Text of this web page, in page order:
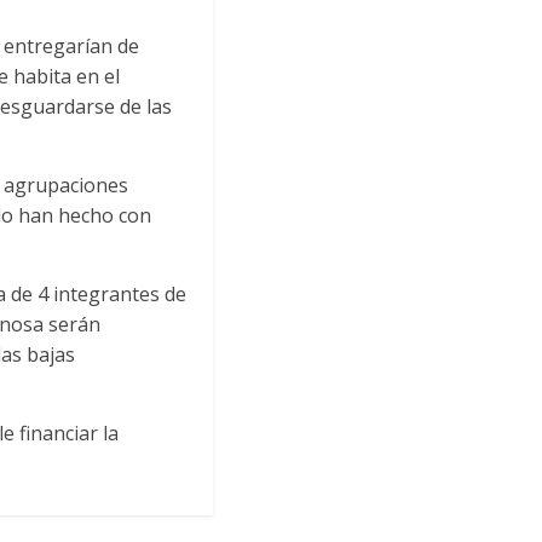
entregarían de
habita en el
de las
han hecho con
de 4 integrantes de
serán
bajas
financiar la